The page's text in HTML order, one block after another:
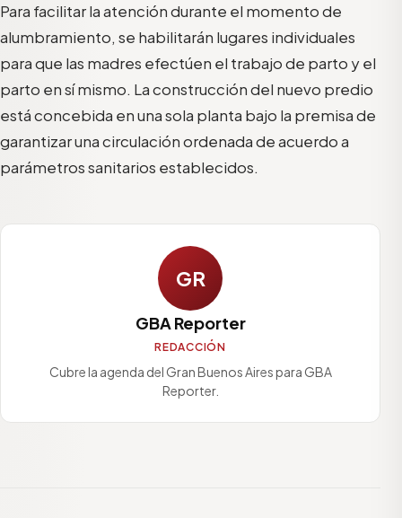
Para facilitar la atención durante el momento de
alumbramiento, se habilitarán lugares individuales
para que las madres efectúen el trabajo de parto y el
parto en sí mismo. La construcción del nuevo predio
está concebida en una sola planta bajo la premisa de
garantizar una circulación ordenada de acuerdo a
parámetros sanitarios establecidos.
GR
GBA Reporter
REDACCIÓN
Cubre la agenda del Gran Buenos Aires para GBA
Reporter.